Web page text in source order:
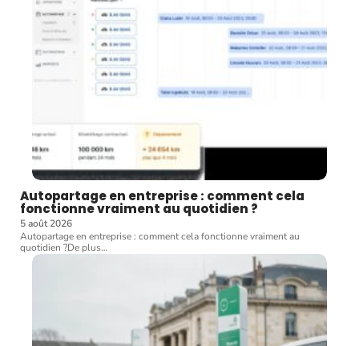
Autopartage en entreprise : comment cela
fonctionne vraiment au quotidien ?
5 août 2026
Autopartage en entreprise : comment cela fonctionne vraiment au
quotidien ?De plus…